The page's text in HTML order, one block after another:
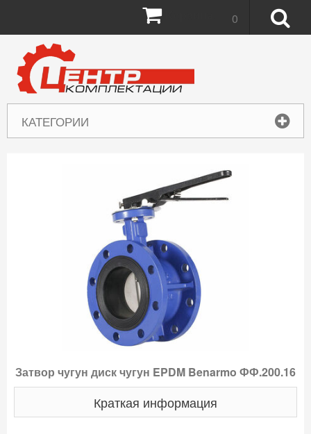
КАТЕГОРИИ
0
Затвор чугун диск чугун EPDM Benarmo ФФ.200.16
Краткая информация